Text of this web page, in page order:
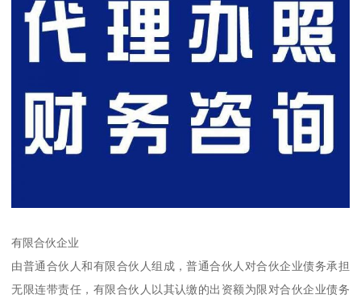
有限合伙企业
由普通合伙人和有限合伙人组成，普通合伙人对合伙企业债务承担
无限连带责任，有限合伙人以其认缴的出资额为限对合伙企业债务